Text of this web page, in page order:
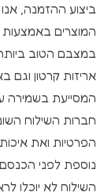
ביצוע ההזמנה,
המוצרים
במצבם הטוב
אריזות קרטון
המסייעת בשמירה
חברות השילוח
הפרטיות ואת
נוספת לפני
השילוח לא יוכלו